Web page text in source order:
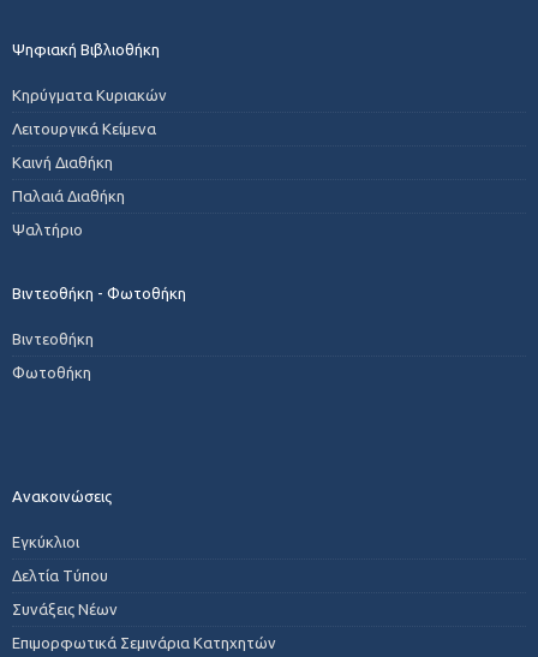
Ψηφιακή Βιβλιοθήκη
Κηρύγματα Κυριακών
Λειτουργικά Κείμενα
Καινή Διαθήκη
Παλαιά Διαθήκη
Ψαλτήριο
Βιντεοθήκη - Φωτοθήκη
Βιντεοθήκη
Φωτοθήκη
Ανακοινώσεις
Εγκύκλιοι
Δελτία Τύπου
Συνάξεις Νέων
Επιμορφωτικά Σεμινάρια Κατηχητών